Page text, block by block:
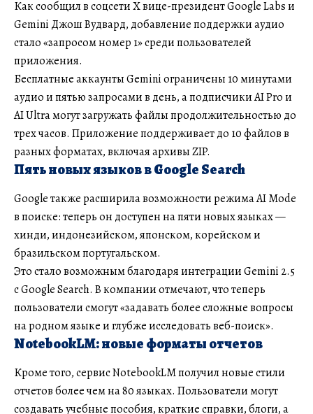
Как сообщил в соцсети X вице-президент Google Labs и
Gemini Джош Вудвард, добавление поддержки аудио
стало «запросом номер 1» среди пользователей
приложения.
Бесплатные аккаунты Gemini ограничены 10 минутами
аудио и пятью запросами в день, а подписчики AI Pro и
AI Ultra могут загружать файлы продолжительностью до
трех часов. Приложение поддерживает до 10 файлов в
разных форматах, включая архивы ZIP.
Пять новых языков в Google Search
Google также расширила возможности режима AI Mode
в поиске: теперь он доступен на пяти новых языках —
хинди, индонезийском, японском, корейском и
бразильском португальском.
Это стало возможным благодаря интеграции Gemini 2.5
с Google Search. В компании отмечают, что теперь
пользователи смогут «задавать более сложные вопросы
на родном языке и глубже исследовать веб-поиск».
NotebookLM: новые форматы отчетов
Кроме того, сервис NotebookLM получил новые стили
отчетов более чем на 80 языках. Пользователи могут
создавать учебные пособия, краткие справки, блоги, а